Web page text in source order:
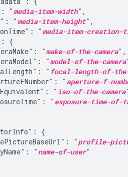
"
media-item-width",
"
media-item-height",
"
media-item-creation-
{
"
make-of-the-camera",
"
model-of-the-camera
"
focal-length-of-the-
"
aperture-f-
"
iso-of-the-camera
"
exposure-time-of-
{
"
profile-
"
name-of-user"